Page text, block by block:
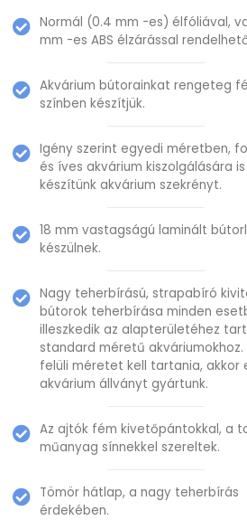
Normál (0.4 mm -es) élfóliával,
mm -es ABS élzárással
Akvárium bútorainkat rengeteg
színben készítjük.
Igény szerint egyedi méretben,
és íves akvárium kiszolgálására is
készítünk akvárium szekrényt.
18 mm vastagságú laminált
készülnek.
Nagy teherbírású, strapabíró
bútorok teherbírása minden
illeszkedik az alapterületéhez
standard méretű akváriumokhoz.
felüli méretet kell tartania, akkor
akvárium állványt gyártunk.
Az ajtók fém kivetőpántokkal, a
műanyag sínnekkel szereltek.
Tömör hátlap, a nagy teherbírás
érdekében.